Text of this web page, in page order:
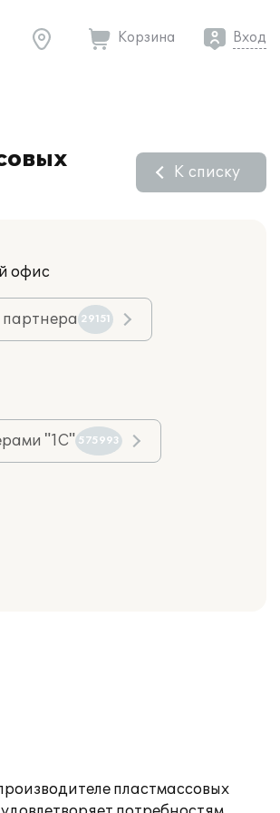
Корзина Вход
К списку
офис
29151
"1С" 575993
пластмассовых